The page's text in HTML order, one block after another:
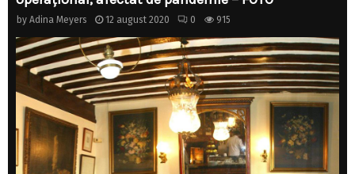
by Adina Meyers 12 august 2020 0 915